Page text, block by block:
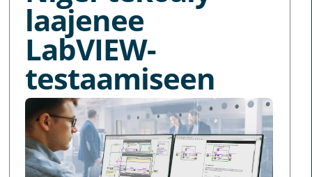
laajenee
LabVIEW-
testaamiseen